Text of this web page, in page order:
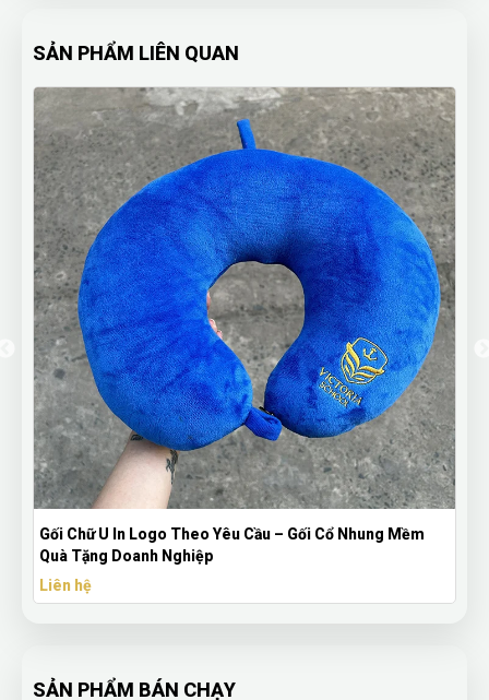
SẢN PHẨM LIÊN QUAN
Xưởng Sản Xuất Gấu Bông Theo Yêu Cầu – Thú Nhồi Bông
In Logo Doanh Nghiệp
Liên hệ
SẢN PHẨM BÁN CHẠY